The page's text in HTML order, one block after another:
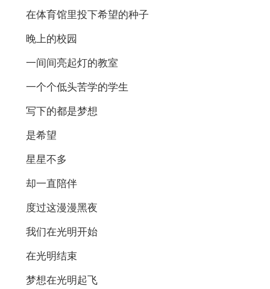
在体育馆里投下希望的种子
晚上的校园
一间间亮起灯的教室
一个个低头苦学的学生
写下的都是梦想
是希望
星星不多
却一直陪伴
度过这漫漫黑夜
我们在光明开始
在光明结束
梦想在光明起飞